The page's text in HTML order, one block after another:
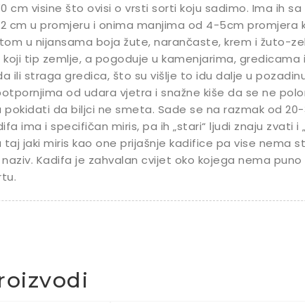
cm visine što ovisi o vrsti sorti koju sadimo. Ima ih
cm u promjeru i onima manjima od 4-5cm promjera
u nijansama boja žute, narančaste, krem i žuto-
tip zemlje, a pogoduje u kamenjarima, gredicama
ili straga gredica, što su višlje to idu dalje u
od udara vjetra i snažne kiše da se ne
da biljci ne smeta. Sade se na razmak od
ima i specifičan miris, pa ih „stari“ ljudi znaju zvati i
jaki miris kao one prijašnje kadifice pa vise nema
Kadifa je zahvalan cvijet oko kojega nema